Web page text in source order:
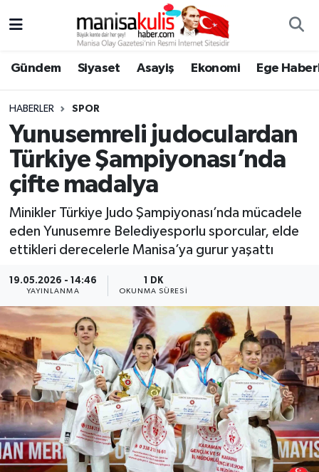
Gündem Siyaset Asayiş Ekonomi Ege
HABERLER SPOR
Yunusemreli judoculardan
Türkiye Şampiyonası’nda
çifte madalya
Minikler Türkiye Judo Şampiyonası’nda mücadele
eden Yunusemre Belediyesporlu sporcular, elde
ettikleri derecelerle Manisa’ya gurur yaşattı
19.05.2026 - 14:46
YAYINLANMA
1 DK
OKUNMA SÜRESI
Ege Haberleri
Genel
Resmi İlan
Spor
Türkiye
Yaşam
Yunusemre Hava Durumu
Yunusemre Trafik Yoğunluk Haritası
Süper Lig Puan Durumu ve Fikstür
Son Dakika Haberleri